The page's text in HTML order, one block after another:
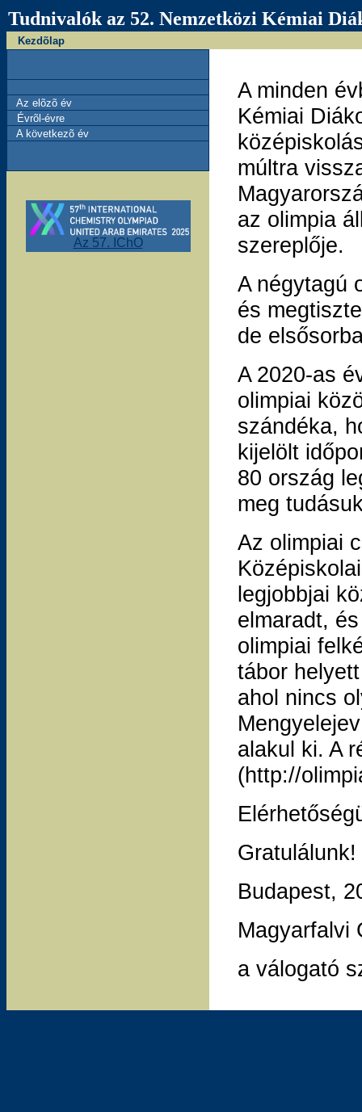
Tudnivalók az 52. Nemzetközi Kémiai
Kezdõlap
Az elõzõ év
Évrõl-évre
A következõ év
Az 57. IChO
A minden
Kémiai
múltra
az olimpia
szereplője.
A négytagú
és
de
A 2020-as
olimpiai
szándéka,
kijelölt
80 ország
meg
Az olimpiai
legjobbjai
elmaradt,
olimpiai
tábor
ahol nincs
alakul ki. A
(http://
Gratulálunk!
Budapest,
Magyarfalvi
a válogató